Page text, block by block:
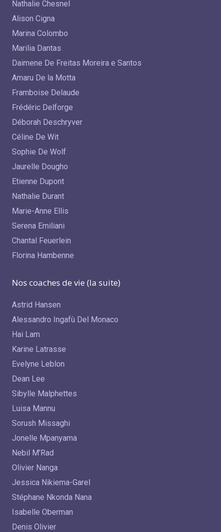
Nathalie Chesnel
Alison Cigna
Marina Colombo
Marilia Dantas
Daimene De Freitas Moreira e Santos
Amaru De la Motta
Framboise Delaude
Frédéric Delforge
Déborah Deschryver
Céline De Wit
Sophie De Wolf
Jaurelle Dougho
Etienne Dupont
Nathalie Durant
Marie-Anne Ellis
Serena Emiliani
Chantal Feuerlein
Florina Hambenne
Nos coaches de vie (la suite)
Astrid Hansen
Alessandro Ingafù Del Monaco
Hai Lam
Karine Latrasse
Evelyne Leblon
Dean Lee
Sibylle Malphettes
Luisa Mannu
Sorush Missaghi
Jonelle Mpanyama
Nebil M’Rad
Olivier Nanga
Jessica Nikiema-Garel
Stéphane Nkonda Nana
Isabelle Oberman
Denis Olivier